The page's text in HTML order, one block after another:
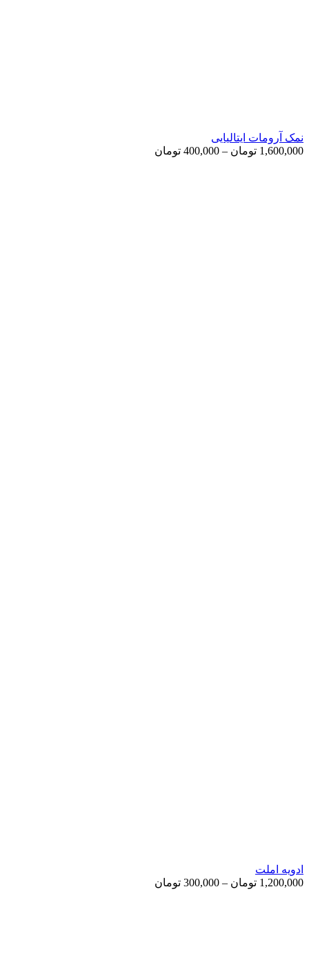
نمک آرومات ایتالیایی
1,600,000 تومان –
400,000 تومان
ادویه املت
1,200,000 تومان –
300,000 تومان